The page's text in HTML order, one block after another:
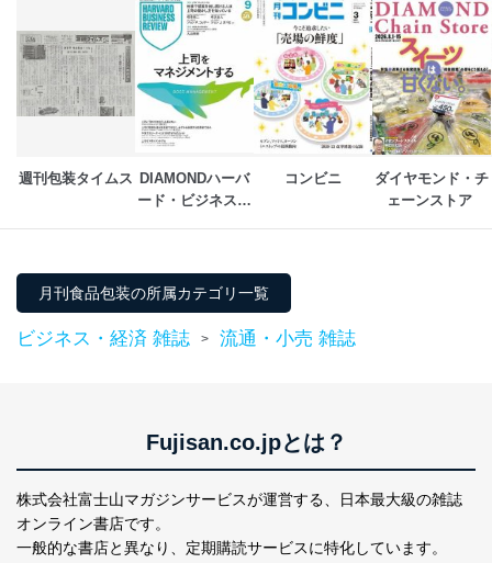
ライオン／雪印メグミルク
エボニック インダストリーズ
日本印刷産業連合会
江崎グリコ
東日本食品包装工業会
全国容器循環協議会
日本食品機械工業会
■その他
業界ウォッチャーズ
包装タイムスダイジェスト
Information
広告索引
編集後記 & 次号予定
■連載
元・開発者の視点～食品包装現場見聞録と未来に向けて～
食品包装技術の脱ガラパゴス化への提言 ◎小林光
隔月連載 ニュースで読み解く包装情勢ワールドワイド
国際審査員が考える包装トレンド【後編】 ◎森泰正
世界の小売流通関連企業 その事業展開と包装の環境政策
シュワルツ・グループ（Schwarz Group） ◎松田修成
コミュニケーション 手段の標準化 ◎寺浦信之
ストローレス化に商機 ◎6月1日は「牛乳の日」
ヤクルト ◎町田忍
パッケージ応援団
週刊包装タイムス DIAMONDハーバ
ード・ビジネス・
コンビニ
ダイヤモンド・チ
月刊食品包装の所属カテゴリ一覧
ビジネス・経済 雑誌 > 流通・小売 雑誌
Fujisan.co.jpとは？
株式会社富士山マガジンサービスが運営する、
日本最大級の雑誌
オンライン書店です。
一般的な書店と異なり、 定期購読サービスに特化しています。